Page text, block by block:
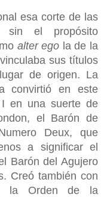
esa corte de las
el propósito
alter ego la de la
sus títulos
de origen. La
convirtió en este
en una suerte de
el Barón de
Deux, que
a significar el
Barón del Agujero
Creó también con
la Orden de la